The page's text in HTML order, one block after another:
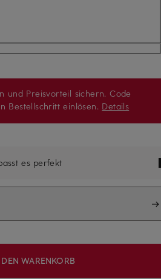
und Preisvorteil sichern. Code
Bestellschritt einlösen. Details
es perfekt
WARENKORB